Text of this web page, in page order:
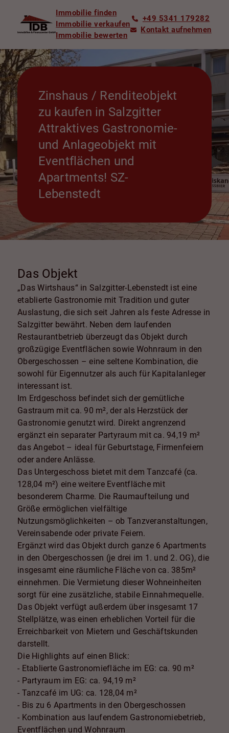
Immobilie finden
Immobilie verkaufen
Immobilie bewerten
+49 5341 179282
Kontakt aufnehmen
Zinshaus / Renditeobjekt
zu kaufen in Salzgitter
Attraktives Gastronomie-
und Anlageobjekt mit
Eventflächen und
Apartments! SZ-
Lebenstedt
Das Objekt
„Das Wirtshaus“ in Salzgitter-Lebenstedt ist eine
etablierte Gastronomie mit Tradition und guter
Auslastung, die sich seit Jahren als feste Adresse in
Salzgitter bewährt. Neben dem laufenden
Restaurantbetrieb überzeugt das Objekt durch
großzügige Eventflächen sowie Wohnraum in den
Obergeschossen – eine seltene Kombination, die
sowohl für Eigennutzer als auch für Kapitalanleger
interessant ist.
Im Erdgeschoss befindet sich der gemütliche
Gastraum mit ca. 90 m², der als Herzstück der
Gastronomie genutzt wird. Direkt angrenzend
ergänzt ein separater Partyraum mit ca. 94,19 m²
das Angebot – ideal für Geburtstage, Firmenfeiern
oder andere Anlässe.
Das Untergeschoss bietet mit dem Tanzcafé (ca.
128,04 m²) eine weitere Eventfläche mit
besonderem Charme. Die Raumaufteilung und
Größe ermöglichen vielfältige
Nutzungsmöglichkeiten – ob Tanzveranstaltungen,
Vereinsabende oder private Feiern.
Ergänzt wird das Objekt durch ganze 6 Apartments
in den Obergeschossen (je drei im 1. und 2. OG), die
insgesamt eine räumliche Fläche von ca. 385m²
einnehmen. Die Vermietung dieser Wohneinheiten
sorgt für eine zusätzliche, stabile Einnahmequelle.
Das Objekt verfügt außerdem über insgesamt 17
Stellplätze, was einen erheblichen Vorteil für die
Erreichbarkeit von Mietern und Geschäftskunden
darstellt.
Die Highlights auf einen Blick:
- Etablierte Gastronomiefläche im EG: ca. 90 m²
- Partyraum im EG: ca. 94,19 m²
- Tanzcafé im UG: ca. 128,04 m²
- Bis zu 6 Apartments in den Obergeschossen
- Kombination aus laufendem Gastronomiebetrieb,
Eventflächen und Wohnraum